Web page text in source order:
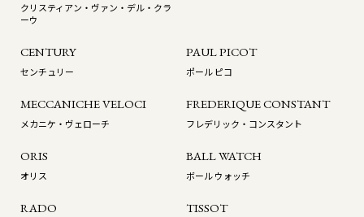
クリスティアン・ヴァン・デル・クラ
ーウ
CENTURY
センチュリー
PAUL PICOT
ポール ピコ
MECCANICHE VELOCI
メカニケ・ヴェローチ
FREDERIQUE CONSTANT
フレデリック・コンスタント
ORIS
オリス
BALL WATCH
ボール ウォッチ
RADO TISSOT